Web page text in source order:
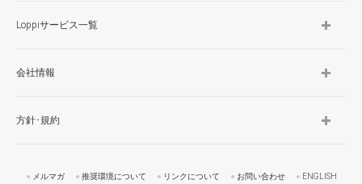
Loppiサービス一覧
会社情報
方針･規約
メルマガ 推奨環境について リンクについて お問い合わせ ENGLISH